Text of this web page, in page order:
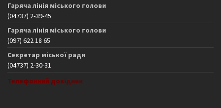
Гаряча лінія міського голови
(04737) 2-39-45
Гаряча лінія міського голови
(097) 622 18 65
Секретар міської ради
(04737) 2-30-31
Телефонний довідник